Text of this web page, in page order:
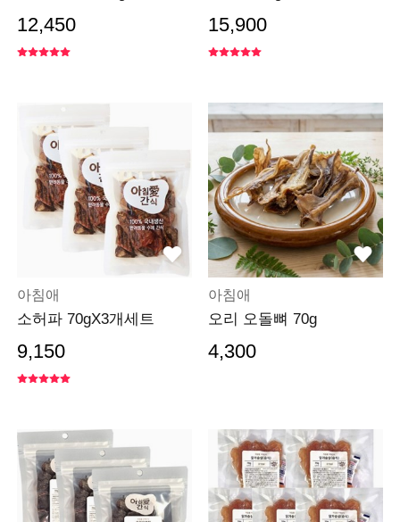
12,450 15,900
아침애
소허파 70gX3개세트
9,150
아침애
오리 오돌뼈 70g
4,300